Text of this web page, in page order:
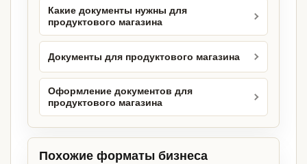
Какие документы нужны для
продуктового магазина
Документы для продуктового магазина
Оформление документов для
продуктового магазина
Похожие форматы бизнеса